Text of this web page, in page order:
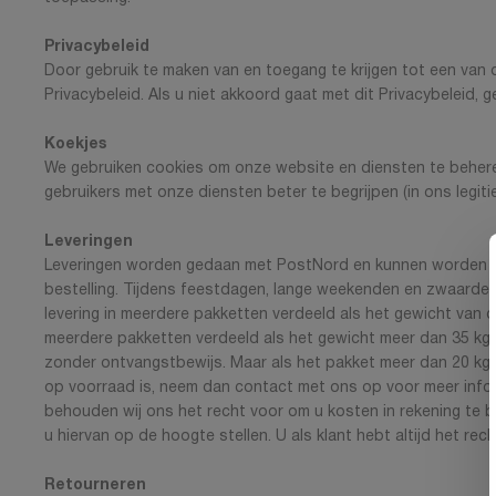
Privacybeleid
Door gebruik te maken van en toegang te krijgen tot een
Privacybeleid. Als u niet akkoord gaat met dit Privacybeleid,
Koekjes
We gebruiken cookies om onze website en diensten te
gebruikers met onze diensten beter te begrijpen (in ons
Leveringen
Leveringen worden gedaan met PostNord en kunnen
bestelling. Tijdens feestdagen, lange weekenden en
levering in meerdere pakketten verdeeld als het gewicht
meerdere pakketten verdeeld als het gewicht meer dan 35
zonder ontvangstbewijs. Maar als het pakket meer dan 20
op voorraad is, neem dan contact met ons op voor meer
behouden wij ons het recht voor om u kosten in rekening te
u hiervan op de hoogte stellen. U als klant hebt altijd het
Retourneren